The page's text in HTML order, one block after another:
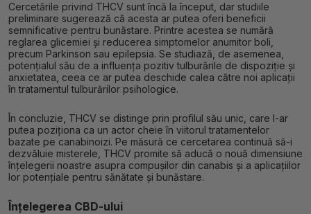
Cercetările privind THCV sunt încă la început, dar studiile
preliminare sugerează că acesta ar putea oferi beneficii
semnificative pentru bunăstare. Printre acestea se numără
reglarea glicemiei și reducerea simptomelor anumitor boli,
precum Parkinson sau epilepsia. Se studiază, de asemenea,
potențialul său de a influența pozitiv tulburările de dispoziție și
anxietatea, ceea ce ar putea deschide calea către noi aplicații
în tratamentul tulburărilor psihologice.
În concluzie, THCV se distinge prin profilul său unic, care l-ar
putea poziționa ca un actor cheie în viitorul tratamentelor
bazate pe canabinoizi. Pe măsură ce cercetarea continuă să-i
dezvăluie misterele, THCV promite să aducă o nouă dimensiune
înțelegerii noastre asupra compușilor din canabis și a aplicațiilor
lor potențiale pentru sănătate și bunăstare.
Înțelegerea CBD-ului